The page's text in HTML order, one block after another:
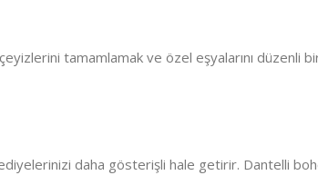
tamamlamak ve özel eşyalarını düzenli
daha gösterişli hale getirir. Dantelli